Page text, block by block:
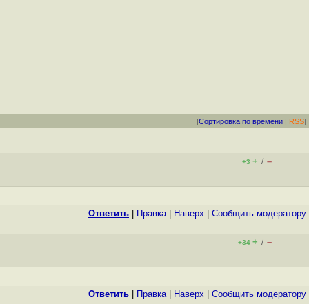
[Сортировка по времени | RSS]
+3 + / –
Ответить Правка| Наверх Cообщить модератору
+34 + / –
Ответить Правка| Наверх Cообщить модератору